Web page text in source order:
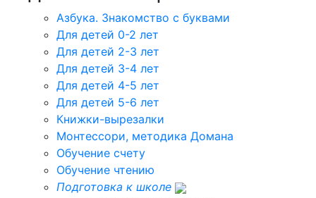
Азбука. Знакомство с буквами
Для детей 0-2 лет
Для детей 2-3 лет
Для детей 3-4 лет
Для детей 4-5 лет
Для детей 5-6 лет
Книжки-вырезалки
Монтессори, методика Домана
Обучение счету
Обучение чтению
Подготовка к школе